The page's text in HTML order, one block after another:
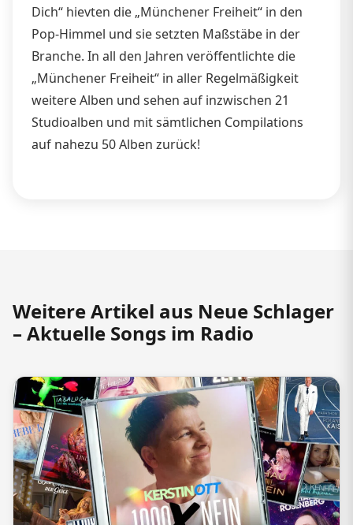
Dich“ hievten die „Münchener Freiheit“ in den
Pop-Himmel und sie setzten Maßstäbe in der
Branche. In all den Jahren veröffentlichte die
„Münchener Freiheit“ in aller Regelmäßigkeit
weitere Alben und sehen auf inzwischen 21
Studioalben und mit sämtlichen Compilations
auf nahezu 50 Alben zurück!
Weitere Artikel aus Neue Schlager
– Aktuelle Songs im Radio